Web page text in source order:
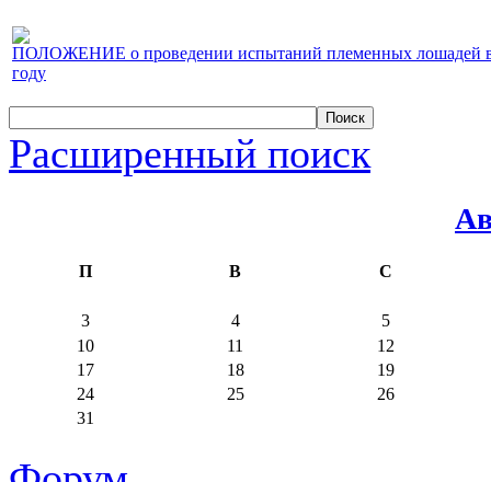
ПОЛОЖЕНИЕ о проведении испытаний племенных лошадей
году
Расширенный поиск
П В С
3 4
5
10
11
12
17
18
19
24
25
26
31